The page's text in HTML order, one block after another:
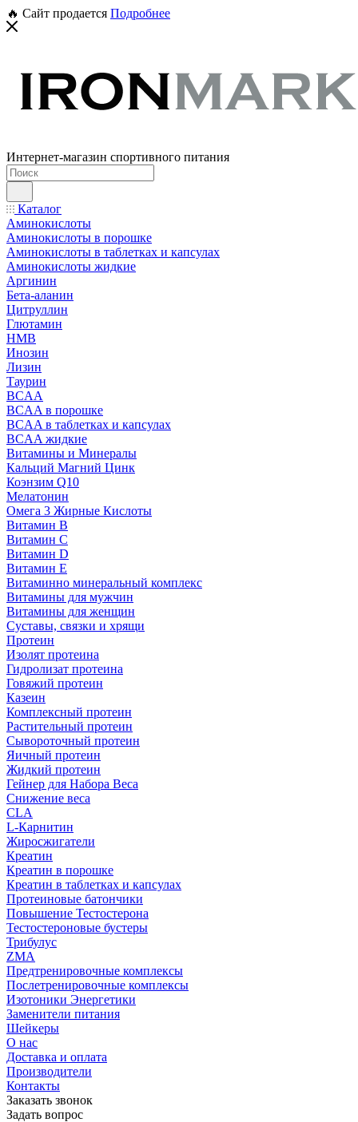
🔥 Сайт продается Подробнее
Интернет-магазин спортивного питания
Каталог
Аминокислоты
Аминокислоты в порошке
Аминокислоты в таблетках и капсулах
Аминокислоты жидкие
Аргинин
Бета-аланин
Цитруллин
Глютамин
HMB
Инозин
Лизин
Таурин
BCAA
BCAA в порошке
BCAA в таблетках и капсулах
BCAA жидкие
Витамины и Минералы
Кальций Магний Цинк
Коэнзим Q10
Мелатонин
Омега 3 Жирные Кислоты
Витамин B
Витамин C
Витамин D
Витамин E
Витаминно минеральный комплекс
Витамины для мужчин
Витамины для женщин
Суставы, связки и хрящи
Протеин
Изолят протеина
Гидролизат протеина
Говяжий протеин
Казеин
Комплексный протеин
Растительный протеин
Сывороточный протеин
Яичный протеин
Жидкий протеин
Гейнер для Набора Веса
Снижение веса
CLA
L-Карнитин
Жиросжигатели
Креатин
Креатин в порошке
Креатин в таблетках и капсулах
Протеиновые батончики
Повышение Тестостерона
Тестостероновые бустеры
Трибулус
ZMA
Предтренировочные комплексы
Послетренировочные комплексы
Изотоники Энергетики
Заменители питания
Шейкеры
О нас
Доставка и оплата
Производители
Контакты
Заказать звонок
Задать вопрос